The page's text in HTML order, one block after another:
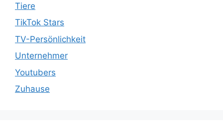
Tiere
TikTok Stars
TV-Persönlichkeit
Unternehmer
Youtubers
Zuhause